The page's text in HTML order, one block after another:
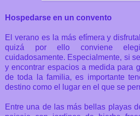
Hospedarse en un convento
El verano es la más efímera y
quizá por ello conviene
cuidadosamente. Especialmente, si
y encontrar espacios a medida para
de toda la familia, es importante
destino como el lugar en el que se
Entre una de las más bellas playas